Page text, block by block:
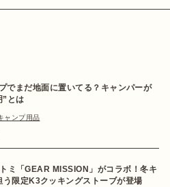
でまだ地面に置いてる？キャンパーが
”とは
ャンプ用品
ミ「GEAR MISSION」がコラボ！冬キ
う限定K3クッキングストーブが登場